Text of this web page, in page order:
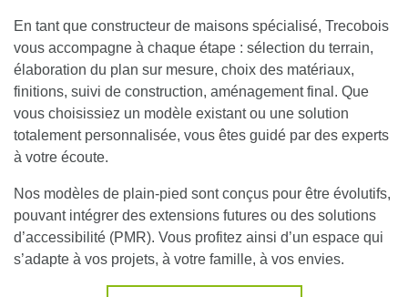
En tant que constructeur de maisons spécialisé, Trecobois
vous accompagne à chaque étape : sélection du terrain,
élaboration du plan sur mesure, choix des matériaux,
finitions, suivi de construction, aménagement final . Que
vous choisissiez un modèle existant ou une solution
totalement personnalisée, vous êtes guidé par des experts
à votre écoute.
Nos modèles de plain-pied sont conçus pour être évolutifs,
pouvant intégrer des extensions futures ou des solutions
d’accessibilité (PMR). Vous profitez ainsi d’un espace qui
s’adapte à vos projets, à votre famille, à vos envies.